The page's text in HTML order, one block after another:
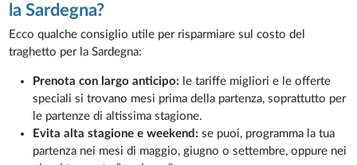
la Sardegna?
Ecco qualche consiglio utile per risparmiare sul costo del
traghetto per la Sardegna:
Prenota con largo anticipo: le tariffe migliori e le offerte
speciali si trovano mesi prima della partenza, soprattutto per
le partenze di altissima stagione.
Evita alta stagione e weekend: se puoi, programma la tua
partenza nei mesi di maggio, giugno o settembre, oppure nei